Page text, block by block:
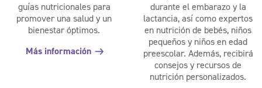
guías nutricionales para
promover una salud y un
bienestar óptimos.
Más información
durante el embarazo y la
lactancia, así como expertos
en nutrición de bebés, niños
pequeños y niños en edad
preescolar. Además, recibirá
consejos y recursos de
nutrición personalizados.